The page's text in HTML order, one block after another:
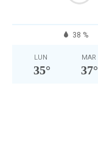
38 %
LUN
35°
MAR
37°